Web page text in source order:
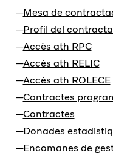
Mesa de
Profil del
Accès ath RPC
Accès ath RELIC
Accès ath ROLECE
Contractes
Contractes
Donades
Encomanes de